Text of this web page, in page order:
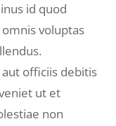
id quod
voluptas
officiis debitis
ut et
non